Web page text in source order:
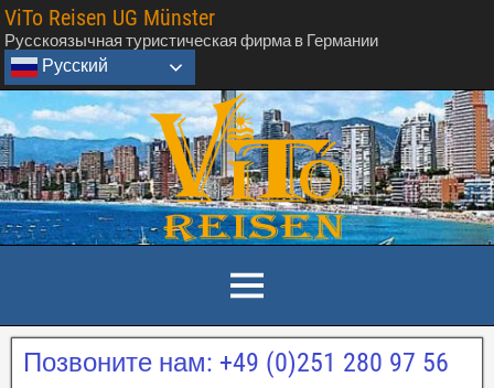
ViTo Reisen UG Münster
Русскоязычная туристическая фирма в Германии
Русский
Позвоните нам: +49 (0)251 280 97 56